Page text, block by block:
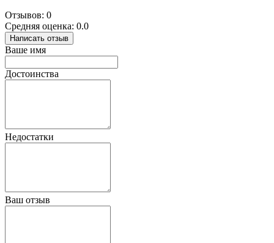
Отзывов: 0
Средняя оценка: 0.0
Написать отзыв
Ваше имя
Достоинства
Недостатки
Ваш отзыв